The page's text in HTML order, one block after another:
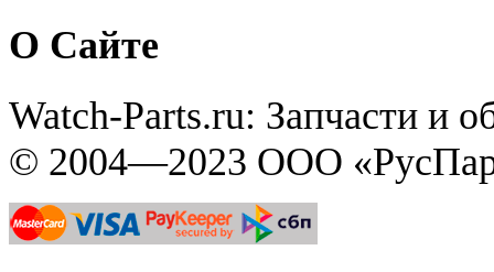
О Сайте
Watch-Parts.ru: Запчасти и
© 2004—2023 ООО